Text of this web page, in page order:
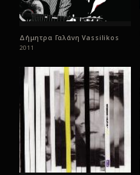
Δήμητρα Γαλάνη Vassilikos
2011